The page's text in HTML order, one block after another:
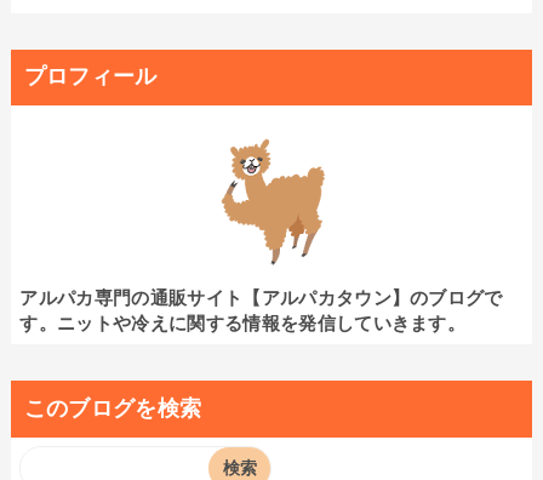
プロフィール
アルパカ専門の通販サイト【アルパカタウン】のブログで
す。ニットや冷えに関する情報を発信していきます。
このブログを検索